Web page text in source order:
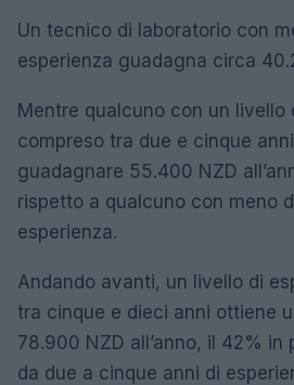
Un tecnico di laboratorio con
esperienza guadagna circa
Mentre qualcuno con un livello
compreso tra due e cinque
guadagnare 55.400 NZD
rispetto a qualcuno con meno
esperienza.
Andando avanti, un livello di
tra cinque e dieci anni ottiene
78.900 NZD all’anno, il 42% in
da due a cinque anni di